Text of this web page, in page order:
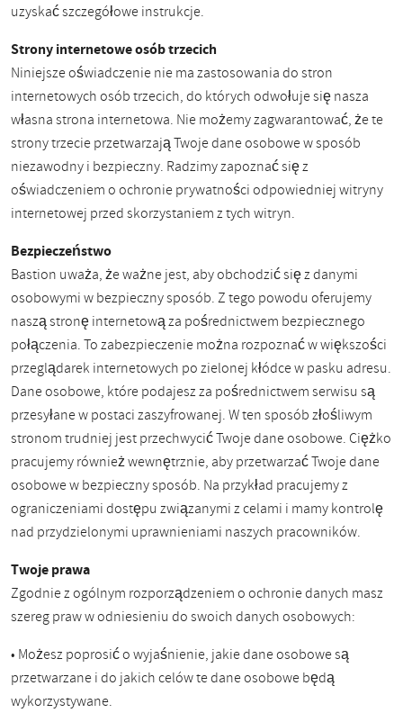
uzyskać szczegółowe instrukcje.
Strony internetowe osób trzecich
Niniejsze oświadczenie nie ma zastosowania do stron
internetowych osób trzecich, do których odwołuje się nasza
własna strona internetowa. Nie możemy zagwarantować, że te
strony trzecie przetwarzają Twoje dane osobowe w sposób
niezawodny i bezpieczny. Radzimy zapoznać się z
oświadczeniem o ochronie prywatności odpowiedniej witryny
internetowej przed skorzystaniem z tych witryn.
Bezpieczeństwo
Bastion uważa, że ​​ważne jest, aby obchodzić się z danymi
osobowymi w bezpieczny sposób. Z tego powodu oferujemy
naszą stronę internetową za pośrednictwem bezpiecznego
połączenia. To zabezpieczenie można rozpoznać w większości
przeglądarek internetowych po zielonej kłódce w pasku adresu.
Dane osobowe, które podajesz za pośrednictwem serwisu są
przesyłane w postaci zaszyfrowanej. W ten sposób złośliwym
stronom trudniej jest przechwycić Twoje dane osobowe. Ciężko
pracujemy również wewnętrznie, aby przetwarzać Twoje dane
osobowe w bezpieczny sposób. Na przykład pracujemy z
ograniczeniami dostępu związanymi z celami i mamy kontrolę
nad przydzielonymi uprawnieniami naszych pracowników.
Twoje prawa
Zgodnie z ogólnym rozporządzeniem o ochronie danych masz
szereg praw w odniesieniu do swoich danych osobowych:
• Możesz poprosić o wyjaśnienie, jakie dane osobowe są
przetwarzane i do jakich celów te dane osobowe będą
wykorzystywane.